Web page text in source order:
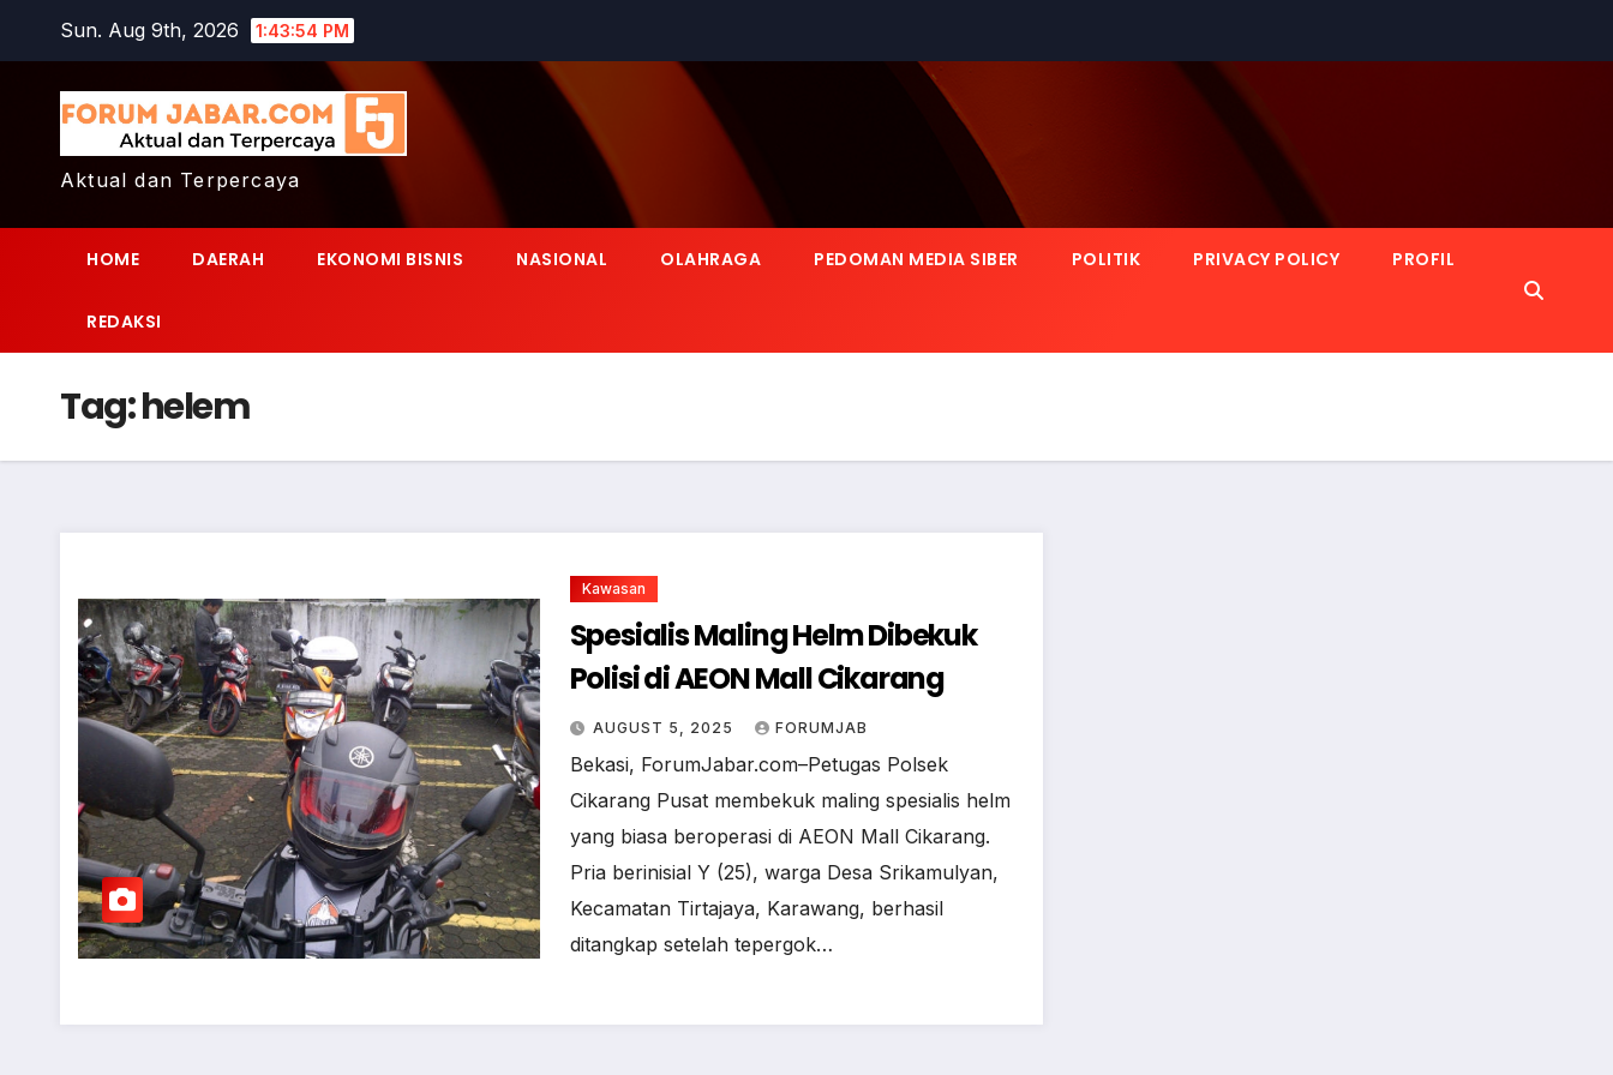
content
Sun. Aug 9th, 2026 1:43:55 PM
Aktual dan Terpercaya
HOME DAERAH EKONOMI BISNIS NASIONAL OLAHRAGA PEDOMAN MEDIA SIBER POLITIK PRIVACY POLICY PROFIL
REDAKSI
Tag:helem
Kawasan
Spesialis Maling Helm Dibekuk
Polisi di AEON Mall Cikarang
AUGUST 5, 2025 FORUMJAB
Bekasi, ForumJabar.com–Petugas Polsek
Cikarang Pusat membekuk maling spesialis helm
yang biasa beroperasi di AEON Mall Cikarang.
Pria berinisial Y (25), warga Desa Srikamulyan,
Kecamatan Tirtajaya, Karawang, berhasil
ditangkap setelah tepergok…